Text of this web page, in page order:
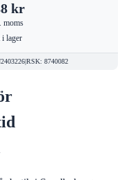
kr
moms
i lager
|RSK: 8740082